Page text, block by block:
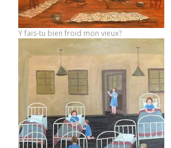
Y fais-tu bien froid mon vieux?